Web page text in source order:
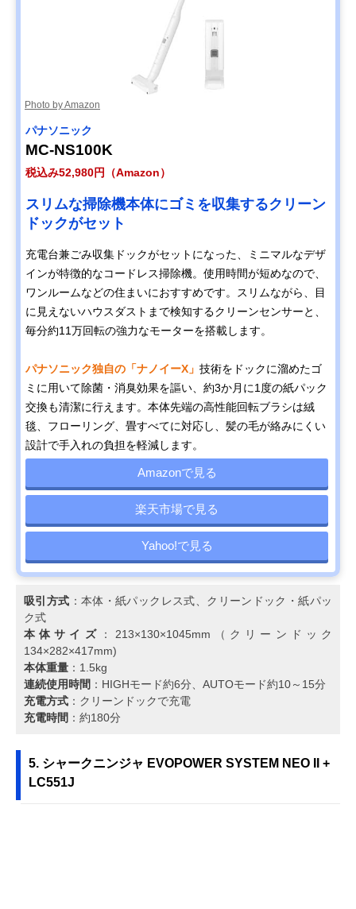
Photo by Amazon
パナソニック
MC-NS100K
税込み52,980円（Amazon）
スリムな掃除機本体にゴミを収集するクリーン
ドックがセット
充電台兼ごみ収集ドックがセットになった、ミニマルなデザ
インが特徴的なコードレス掃除機。使用時間が短めなので、
ワンルームなどの住まいにおすすめです。スリムながら、目
に見えないハウスダストまで検知するクリーンセンサーと、
毎分約11万回転の強力なモーターを搭載します。
パナソニック独自の「ナノイーX」 技術をドックに溜めたゴ
ミに用いて除菌・消臭効果を謳い、約3か月に1度の紙パック
交換も清潔に行えます。本体先端の高性能回転ブラシは絨
毯、フローリング、畳すべてに対応し、髪の毛が絡みにくい
設計で手入れの負担を軽減します。
Amazonで見る
楽天市場で見る
Yahoo!で見る
吸引方式 ：本体・紙パックレス式、クリーンドック・紙パッ
ク式
本体サイズ
：213×130×1045mm（クリーンドック
134×282×417mm)
本体重量 ：1.5kg
連続使用時間 ：HIGHモード約6分、AUTOモード約10～15分
充電方式 ：クリーンドックで充電
充電時間 ：約180分
5. シャークニンジャ EVOPOWER SYSTEM NEO II +
LC551J